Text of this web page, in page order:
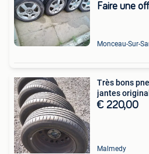
Faire une
Monceau-Sur-
Très bons
jantes
€ 220,00
Malmedy